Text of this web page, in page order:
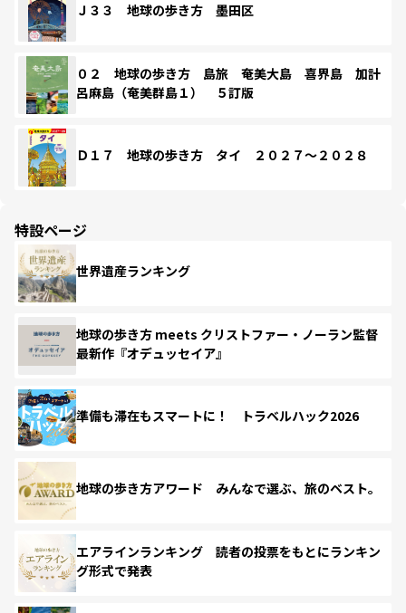
Ｊ３３ 地球の歩き方 墨田区
０２ 地球の歩き方 島旅 奄美大島 喜界島 加計
呂麻島（奄美群島１） ５訂版
Ｄ１７ 地球の歩き方 タイ ２０２７～２０２８
特設ページ
世界遺産ランキング
地球の歩き方 meets クリストファー・ノーラン監督
最新作『オデュッセイア』
準備も滞在もスマートに！ トラベルハック2026
地球の歩き方アワード みんなで選ぶ、旅のベスト。
エアラインランキング 読者の投票をもとにランキン
グ形式で発表